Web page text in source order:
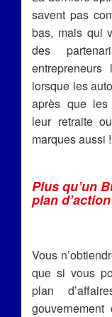
savent pas
bas, mais qui
des
lorsque les
après que les
leur retraite
marques aussi !
Plus qu’un
plan d’action
Vous
que si vous
plan